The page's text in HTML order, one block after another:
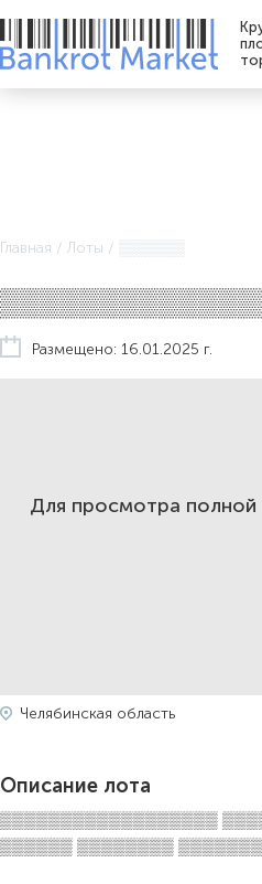
Главная / Лоты /
Размещено: 16.01.2025 г.
Для просмотра
Челябинская область
Описание лота
▒▒▒▒▒▒▒▒▒▒▒▒▒▒▒▒▒▒
▒▒▒▒▒▒ ▒▒▒▒▒▒▒▒